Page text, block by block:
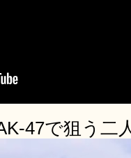
47で狙う二